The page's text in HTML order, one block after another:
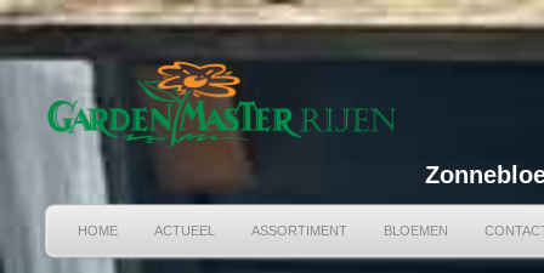
HOME ACTUEEL ASSORTIMENT BLOEMEN